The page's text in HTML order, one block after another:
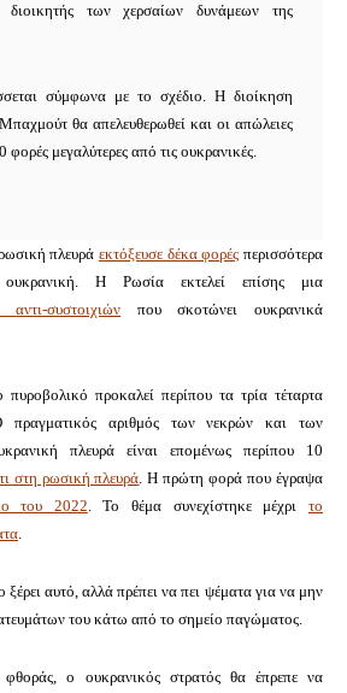
των χερσαίων δυνάμεων της
σύμφωνα με το σχέδιο. Η διοίκηση
θα απελευθερωθεί και οι απώλειες
μεγαλύτερες από τις ουκρανικές.
πλευρά εκτόξευσε δέκα φορές περισσότερα
Η Ρωσία εκτελεί επίσης μια
αντι-συστοιχιών
που σκοτώνει ουκρανικά
προκαλεί περίπου τα τρία τέταρτα
πραγματικός αριθμός των νεκρών και των
πλευρά είναι επομένως περίπου 10
στη ρωσική πλευρά. Η πρώτη φορά που έγραψα
του 2022. Το θέμα συνεχίστηκε μέχρι
το
.
αυτό, αλλά πρέπει να πει ψέματα για να μην
του κάτω από το σημείο παγώματος.
ο ουκρανικός στρατός θα έπρεπε να